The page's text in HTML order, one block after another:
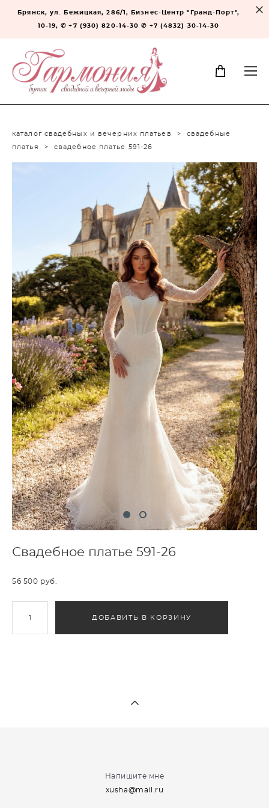
Брянск, ул. Бежицкая, 286/1, Бизнес-Центр "Гранд-Порт",
10-19, ✆ +7 (930) 820-14-30 ✆ +7 (4832) 30-14-30
каталог свадебных и вечерних платьев >
свадебные
платья
> свадебное платье 591-26
Свадебное платье 591-26
56 500 pуб.
ДОБАВИТЬ В КОРЗИНУ
Напишите мне
xusha@mail.ru